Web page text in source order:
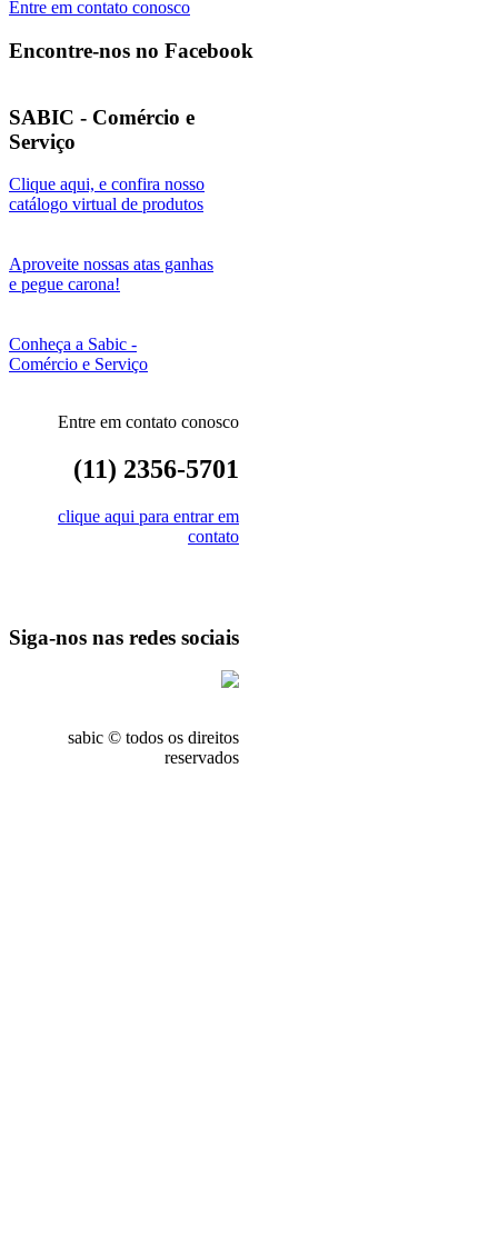
Entre em contato conosco
Encontre-nos no Facebook
SABIC - Comércio e
Serviço
Clique aqui, e confira nosso
catálogo virtual de produtos
Aproveite nossas atas ganhas
e pegue carona!
Conheça a Sabic -
Comércio e Serviço
Entre em contato conosco
(11) 2356-5701
clique aqui para entrar em
contato
Siga-nos nas redes sociais
sabic © todos os direitos
reservados